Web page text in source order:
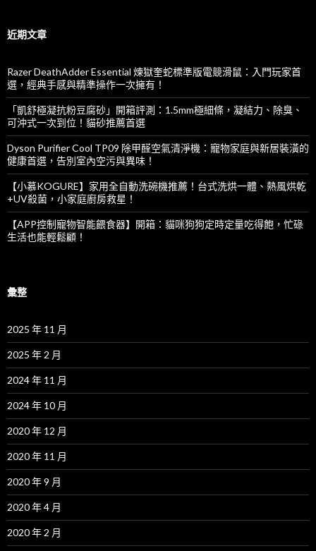
字:
近期文章
Razer DeathAdder Essential 煉獄奎蛇標準版電競滑鼠：入門玩家首
選，經典手感與精準操作一次擁有！
「凱舒極凝抗粉豆腐砂」開箱評測：1.5mm極細條，凝結力、除臭、
可沖式一次到位！貓砂推薦首選
Dyson Purifier Cool TP09 除甲醛空氣清淨機：寵物家庭與新居裝潢的
健康首選，告別室內空污與異味！
【小慕KOGURE】家用全自動洗碗機推薦！台式洗烘一體、熱風烘乾
+UV殺菌，小家庭廚房救星！
【APP控制寵物智能餵食器】開箱：貓咪狗狗定時定量吃得飽，忙碌
生活也能輕鬆顧！
彙整
2025 年 11 月
2025 年 2 月
2024 年 11 月
2024 年 10 月
2020 年 12 月
2020 年 11 月
2020 年 9 月
2020 年 4 月
2020 年 2 月